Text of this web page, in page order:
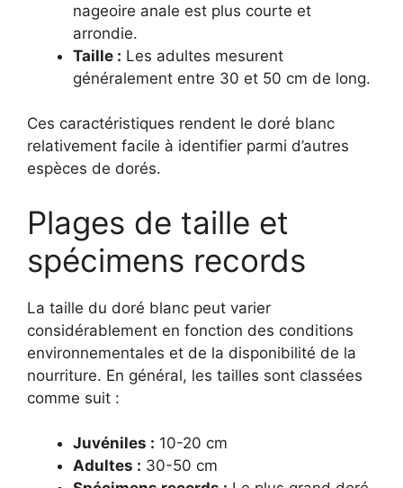
nageoire anale est plus courte et
arrondie.
Taille : Les adultes mesurent
généralement entre 30 et 50 cm de long.
Ces caractéristiques rendent le doré blanc
relativement facile à identifier parmi d’autres
espèces de dorés.
Plages de taille et
spécimens records
La taille du doré blanc peut varier
considérablement en fonction des conditions
environnementales et de la disponibilité de la
nourriture. En général, les tailles sont classées
comme suit :
Juvéniles : 10-20 cm
Adultes : 30-50 cm